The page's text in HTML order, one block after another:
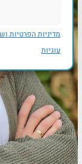
מדיניות הפרטיות
עוגיות